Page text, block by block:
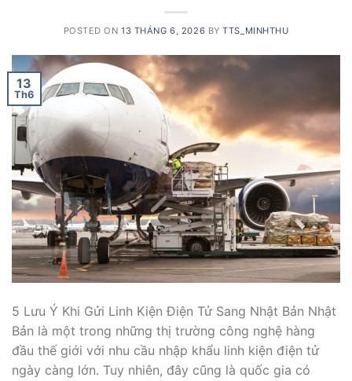
POSTED ON13 THÁNG 6, 2026 BYTTS_MINHTHU
13
Th6
5 Lưu Ý Khi Gửi Linh Kiện Điện Tử Sang Nhật Bản Nhật
Bản là một trong những thị trường công nghệ hàng
đầu thế giới với nhu cầu nhập khẩu linh kiện điện tử
ngày càng lớn. Tuy nhiên, đây cũng là quốc gia có